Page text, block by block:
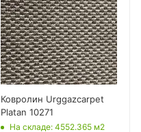
Ковролин Urggazcarpet
Platan 10271
На складе: 4552.365 м2